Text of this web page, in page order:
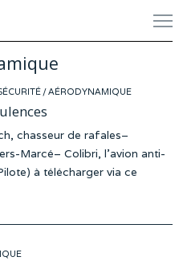
/AÉRODYNAMIQUE
chasseur de rafales–
Marcé– Colibri, l’avion anti-
à télécharger via ce